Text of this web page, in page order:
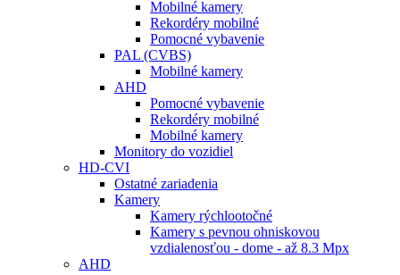
Mobilné kamery
Rekordéry mobilné
Pomocné vybavenie
PAL (CVBS)
Mobilné kamery
AHD
Pomocné vybavenie
Rekordéry mobilné
Mobilné kamery
Monitory do vozidiel
HD-CVI
Ostatné zariadenia
Kamery
Kamery rýchlootočné
Kamery s pevnou ohniskovou
vzdialenosťou - dome - až 8.3 Mpx
AHD